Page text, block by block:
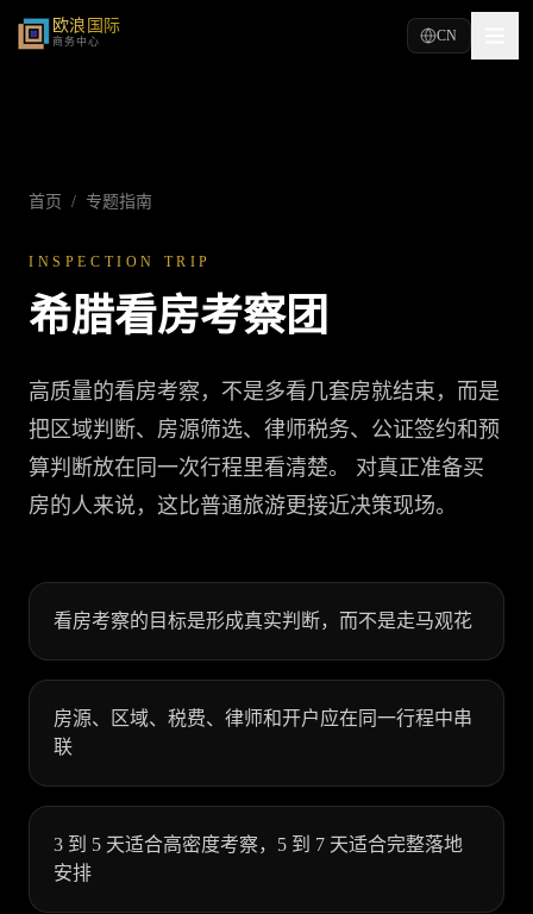
欧浪国际
商务中心 CN
首页 / 专题指南
INSPECTION TRIP
希腊看房考察团
高质量的看房考察，不是多看几套房就结束，而是
把区域判断、房源筛选、律师税务、公证签约和预
算判断放在同一次行程里看清楚。 对真正准备买
房的人来说，这比普通旅游更接近决策现场。
看房考察的目标是形成真实判断，而不是走马观花
房源、区域、税费、律师和开户应在同一行程中串
联
3 到 5 天适合高密度考察，5 到 7 天适合完整落地
安排